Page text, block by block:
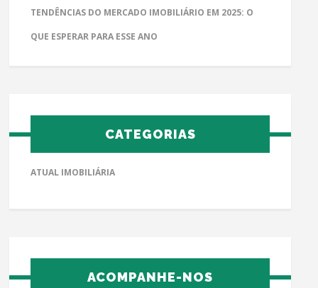
TENDÊNCIAS DO MERCADO IMOBILIÁRIO EM 2025: O
QUE ESPERAR PARA ESSE ANO
CATEGORIAS
ATUAL IMOBILIÁRIA
ACOMPANHE-NOS